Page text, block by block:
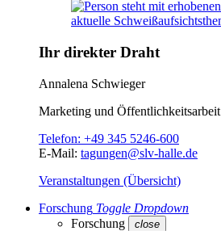
Ihr direkter Draht
Annalena Schwieger
Marketing und Öffentlichkeitsarbeit
Telefon: +49 345 5246-600
E-Mail: tagungen@slv-halle.de
Veranstaltungen (Übersicht)
Forschung Toggle Dropdown
Forschung
close